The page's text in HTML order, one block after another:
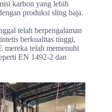
karbon yang lebih
produksi sling baja.
telah berpengalaman
berkualitas tinggi,
telah memenuhi
EN 1492-2 dan